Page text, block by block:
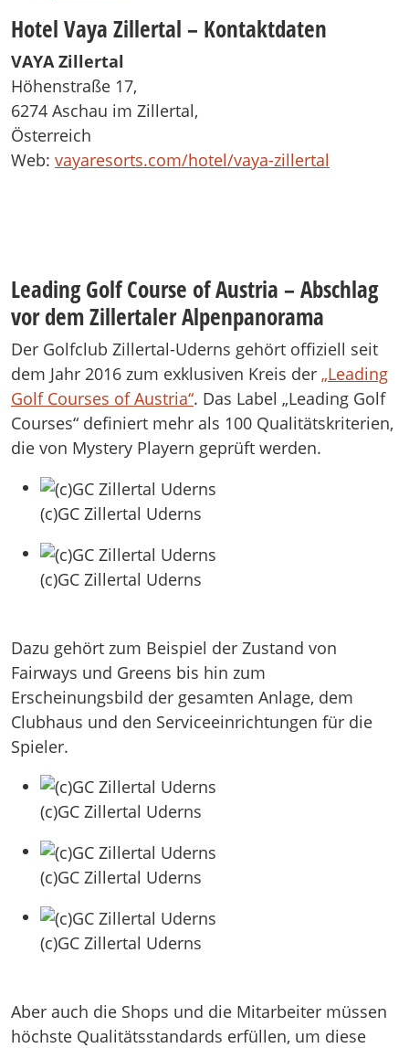
Hotel Vaya Zillertal – Kontaktdaten
VAYA Zillertal
Höhenstraße 17,
6274 Aschau im Zillertal,
Österreich
Web: vayaresorts.com/hotel/vaya-zillertal
Leading Golf Course of Austria – Abschlag
vor dem Zillertaler Alpenpanorama
Der Golfclub Zillertal-Uderns gehört offiziell seit
dem Jahr 2016 zum exklusiven Kreis der „Leading
Golf Courses of Austria“. Das Label „Leading Golf
Courses“ definiert mehr als 100 Qualitätskriterien,
die von Mystery Playern geprüft werden.
(c)GC Zillertal Uderns
(c)GC Zillertal Uderns
Dazu gehört zum Beispiel der Zustand von
Fairways und Greens bis hin zum
Erscheinungsbild der gesamten Anlage, dem
Clubhaus und den Serviceeinrichtungen für die
Spieler.
(c)GC Zillertal Uderns
(c)GC Zillertal Uderns
(c)GC Zillertal Uderns
Aber auch die Shops und die Mitarbeiter müssen
höchste Qualitätsstandards erfüllen, um diese